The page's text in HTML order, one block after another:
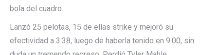
bola del cuadro.
Lanzó 25 pelotas, 15 de ellas strike y mejoró su
efectividad a 3.38, luego de haberla tenido en 9.00, sin